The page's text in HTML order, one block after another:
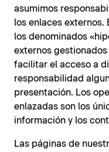
asumimos
los enlaces
los denominados
externos
facilitar el acceso a
responsabilidad
presentación. Los
enlazadas son los
información y los
Las páginas de